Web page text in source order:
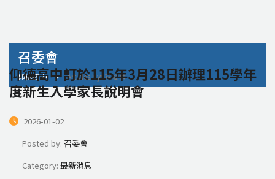
召委會
仰德高中 Articles by: 召委會
仰德高中訂於115年3月28日辦理115學年
度新生入學家長說明會
2026-01-02
Posted by: 召委會
Category: 最新消息